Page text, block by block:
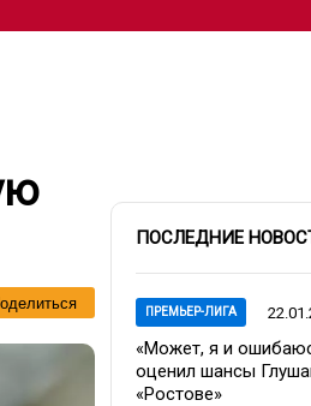
ПОСЛЕДНИЕ
ПРЕМЬЕР-ЛИГА
«Может, я и
оценил шансы
«Ростове»